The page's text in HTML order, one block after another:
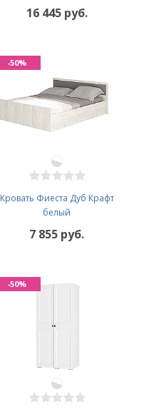
16 445 руб.
Кровать Фиеста Дуб Крафт
белый
7 855 руб.
-50%
-50%